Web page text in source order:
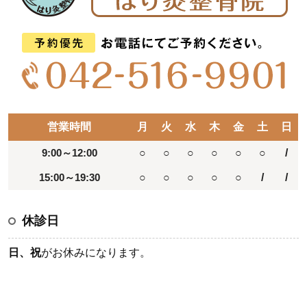
営業時間 月 火 水 木 金 土 日
9:00～12:00 ○ ○ ○ ○ ○ ○ /
15:00～19:30 ○ ○ ○ ○ ○ / /
休診日
日、祝がお休みになります。